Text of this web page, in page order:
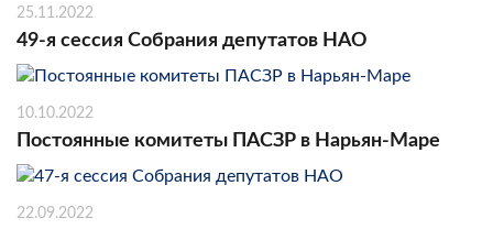
25.11.2022
49-я сессия Собрания депутатов НАО
10.10.2022
Постоянные комитеты ПАСЗР в Нарьян-Маре
22.09.2022